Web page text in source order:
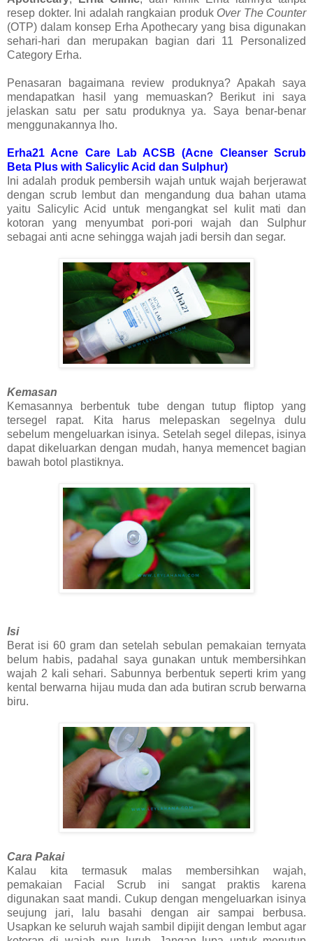
resep dokter. Ini adalah rangkaian produk Over The Counter
(OTP) dalam konsep Erha Apothecary yang bisa digunakan
sehari-hari dan merupakan bagian dari 11 Personalized
Category Erha.
Penasaran bagaimana review produknya? Apakah saya
mendapatkan hasil yang memuaskan? Berikut ini saya
jelaskan satu per satu produknya ya. Saya benar-benar
menggunakannya lho.
Erha21 Acne Care Lab ACSB (Acne Cleanser Scrub
Beta Plus with Salicylic Acid dan Sulphur)
Ini adalah produk pembersih wajah untuk wajah berjerawat
dengan scrub lembut dan mengandung dua bahan utama
yaitu Salicylic Acid untuk mengangkat sel kulit mati dan
kotoran yang menyumbat pori-pori wajah dan Sulphur
sebagai anti acne sehingga wajah jadi bersih dan segar.
Kemasan
Kemasannya berbentuk tube dengan tutup fliptop yang
tersegel rapat. Kita harus melepaskan segelnya dulu
sebelum mengeluarkan isinya. Setelah segel dilepas, isinya
dapat dikeluarkan dengan mudah, hanya memencet bagian
bawah botol plastiknya.
Isi
Berat isi 60 gram dan setelah sebulan pemakaian ternyata
belum habis, padahal saya gunakan untuk membersihkan
wajah 2 kali sehari. Sabunnya berbentuk seperti krim yang
kental berwarna hijau muda dan ada butiran scrub berwarna
biru.
Cara Pakai
Kalau kita termasuk malas membersihkan wajah,
pemakaian Facial Scrub ini sangat praktis karena
digunakan saat mandi. Cukup dengan mengeluarkan isinya
seujung jari, lalu basahi dengan air sampai berbusa.
Usapkan ke seluruh wajah sambil dipijit dengan lembut agar